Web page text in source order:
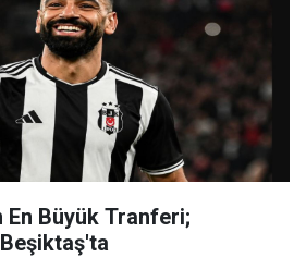
En Büyük Tranferi;